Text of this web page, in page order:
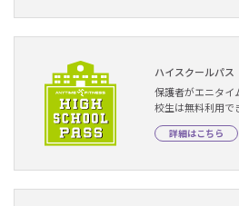
ハイスクールパス
保護者がエニタイ
校生は無料利用で
詳細はこちら